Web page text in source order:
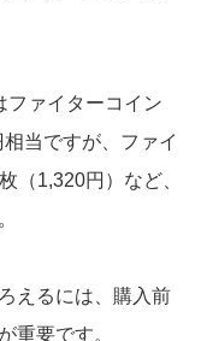
ファイターコイン
当ですが、ファイ
（1,320円）など、
えるには、購入前
重要です。